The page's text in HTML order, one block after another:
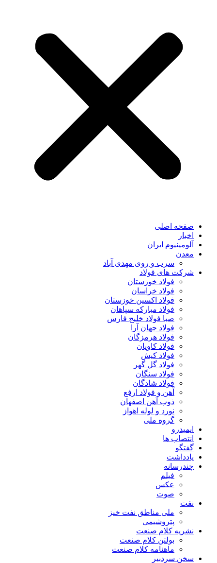
صفحه اصلی
اخبار
آلومینیوم ایران
معدن
سرب و روی مهدی آباد
شرکت های فولاد
فولاد خوزستان
فولاد خراسان
فولاد اکسین خوزستان
فولاد مبارکه سپاهان
صبا فولاد خلیج فارس
فولاد جهان آرا
فولاد هرمزگان
فولاد کاویان
فولاد کیش
فولاد گل گهر
فولاد سنگان
فولاد شادگان
آهن و فولاد ارفع
ذوب آهن اصفهان
نورد و لوله اهواز
گروه ملی
ایمیدرو
انتصاب ها
گفتگو
یادداشت
چندرسانه
فیلم
عکس
صوت
نفت
ملی مناطق نفت خیز
پتروشیمی
نشریه کلام صنعت
بولتن کلام صنعت
ماهنامه کلام صنعت
سخن سردبیر